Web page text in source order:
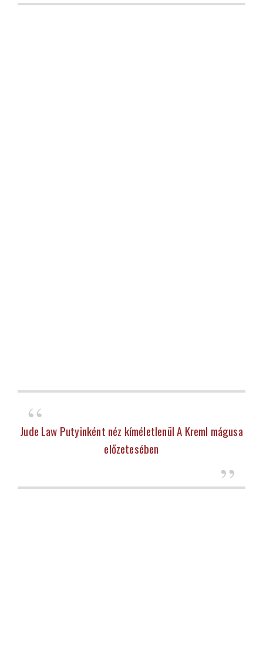
Jude Law Putyinként néz kíméletlenül A Kreml mágusa
előzetesében